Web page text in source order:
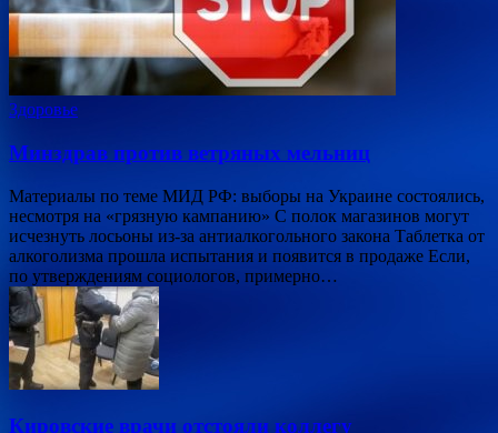
Здоровье
Минздрав против ветряных мельниц
Материалы по теме МИД РФ: выборы на Украине состоялись,
несмотря на «грязную кампанию» С полок магазинов могут
исчезнуть лосьоны из-за антиалкогольного закона Таблетка от
алкоголизма прошла испытания и появится в продаже Если,
по утверждениям социологов, примерно…
Кировские врачи отстояли коллегу